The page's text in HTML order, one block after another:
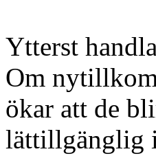
Ytterst
Om
ökar att de
lättillgänglig